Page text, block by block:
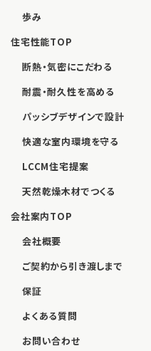
歩み
住宅性能TOP
断熱・気密にこだわる
耐震・耐久性を高める
パッシブデザインで設計
快適な室内環境を守る
LCCM住宅提案
天然乾燥木材でつくる
会社案内TOP
会社概要
ご契約から引き渡しまで
保証
よくある質問
お問い合わせ